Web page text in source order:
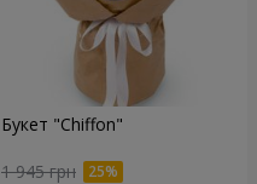
Букет "Chiffon"
1 945 грн